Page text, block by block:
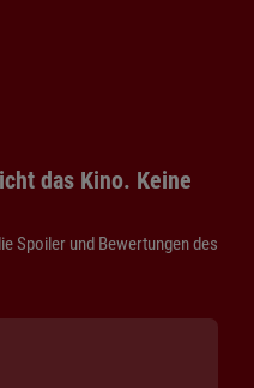
das Kino. Keine
Spoiler und Bewertungen des